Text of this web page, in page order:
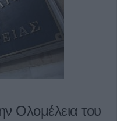
Ολομέλεια του